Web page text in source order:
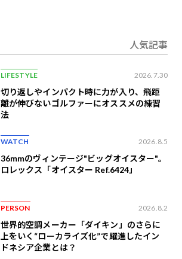
人気記事
LIFESTYLE 2026.7.30
切り返しやインパクト時に力が入り、飛距
離が伸びないゴルファーにオススメの練習
法
WATCH 2026.8.5
36mmのヴィンテージ"ビッグオイスター"。
ロレックス「オイスター Ref.6424」
PERSON 2026.8.2
世界的空調メーカー「ダイキン」のさらに
上をいく“ローカライズ化”で躍進したイン
ドネシア企業とは？